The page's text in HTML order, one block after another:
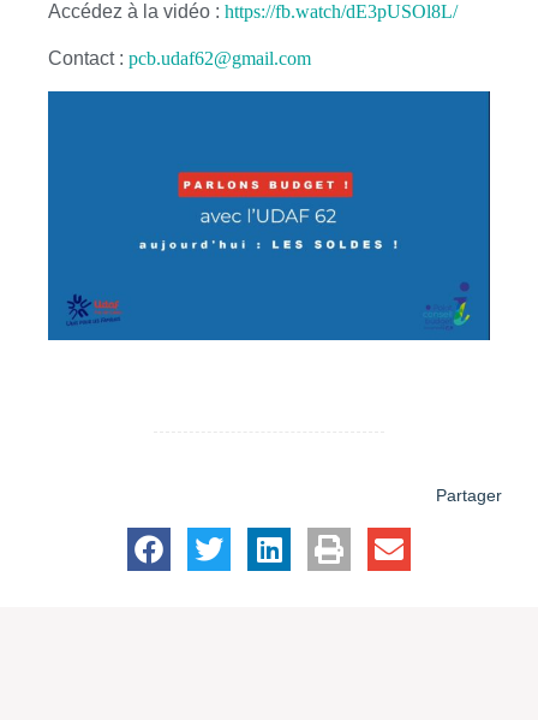
Accédez à la vidéo : https://fb.watch/dE3pUSOl8L/
Contact : pcb.udaf62@gmail.com
Partager